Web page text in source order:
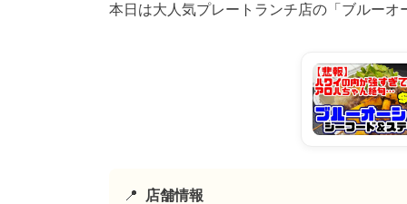
本日は大人気プレートランチ店の「ブルー
📍
店舗情報